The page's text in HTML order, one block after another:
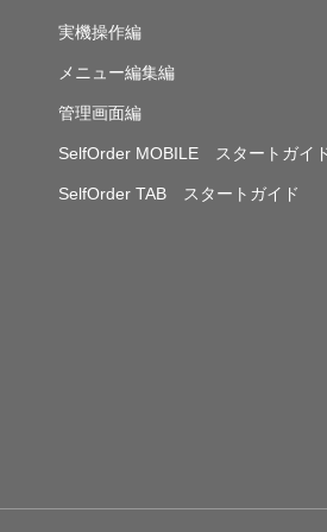
実機操作編
メニュー編集編
管理画面編
SelfOrder MOBILE スタートガイ
SelfOrder TAB スタートガイド